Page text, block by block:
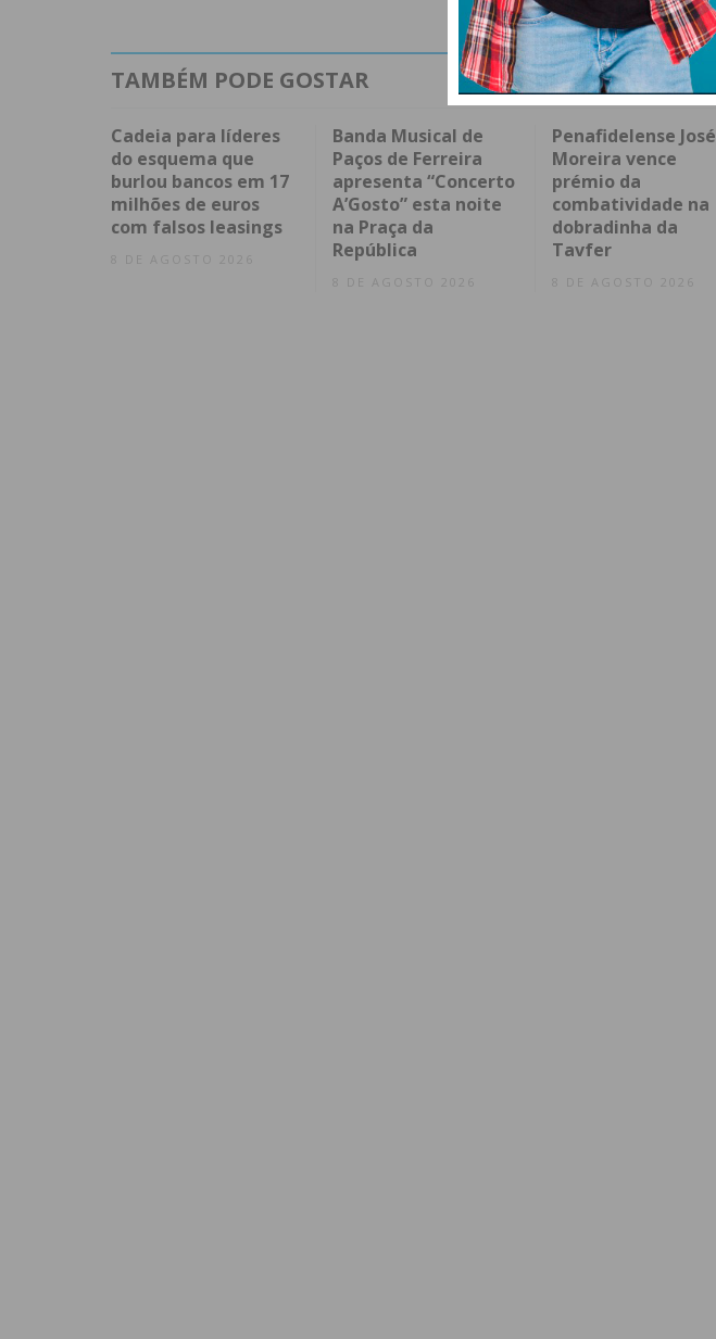
TAMBÉM PODE GOSTAR
Cadeia para líderes
do esquema que
burlou bancos em 17
milhões de euros
com falsos leasings
8 DE AGOSTO 2026
Banda Musical de
Paços de Ferreira
apresenta “Concerto
A’Gosto” esta noite
na Praça da
República
8 DE AGOSTO 2026
Penafidelense José
Moreira vence
prémio da
combatividade na
dobradinha da
Tavfer
8 DE AGOSTO 2026